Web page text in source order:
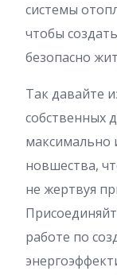
системы
чтобы
безопасно
Так давайте
собственных
максимально
новшества,
не жертвуя
работе по